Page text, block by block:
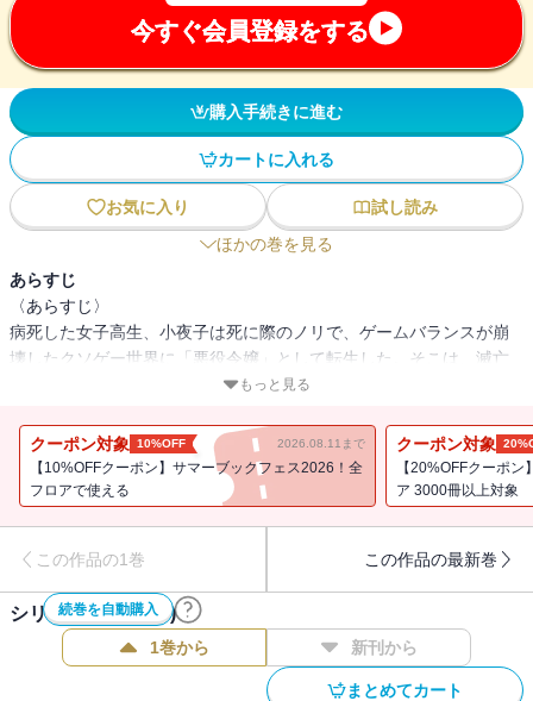
今すぐ会員登録をする
購入手続きに進む
カートに入れる
お気に入り
試し読み
ほかの巻を見る
あらすじ
〈あらすじ〉
病死した女子高生、小夜子は死に際のノリで、ゲームバランスが崩
壊したクソゲー世界に「悪役令嬢」として転生した。そこは、滅亡
ルートしか存在しないトンデモ世界。
に嫌われ宰相の息子に叱られ、兄には「死ねばいい」と言われる始
末。ダイナマイトマシュマロボディな両親は溺愛してくれてるけ
ど、のほほんとしてるだけで何もフォローしてくれない！
が爆走する！
〈著者からの一言〉
自分が楽しいと思う要素を、これでもかというほど突っ込んで作っ
た作品です。お楽しみください！
もっと見る
クーポン対象 10%OFF 2026.08.11まで
【10%OFFクーポン】サマーブックフェス2026！全
フロアで使える
クーポン対象
【20%OFFクーポ
ア 3000冊以上対象
この作品の1巻 この作品の最新巻
続巻を自動購入
シリーズ作品(11件)
1巻から 新刊から
まとめてカート